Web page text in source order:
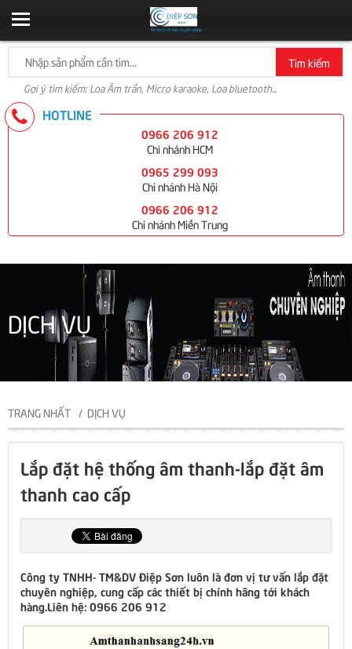
Tìm kiếm
Gợi ý tìm kiếm: Loa Âm trần, Micro karaoke, Loa bluetooth...
HOTLINE
0966 206 912
Chi nhánh HCM
0965 299 093
Chi nhánh Hà Nội
0966 206 912
Chi nhánh Miền Trung
DỊCH VỤ
TRANG NHẤT DỊCH VỤ
Lắp đặt hệ thống âm thanh-lắp đặt âm
thanh cao cấp
Công ty TNHH- TM&DV Điệp Sơn luôn là đơn vị tư vấn lắp đặt
chuyên nghiệp, cung cấp các thiết bị chính hãng tới khách
hàng.Liên hệ: 0966 206 912